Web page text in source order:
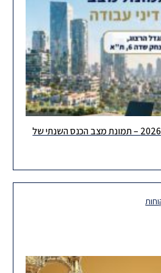
תרם את הפרק העוסק בדיני עבודה
אתכם לכנס השנתי של מחלקת דיני
25.5.26 | עולם העבודה 2026 – תמונת מצב הכנס השנתי של